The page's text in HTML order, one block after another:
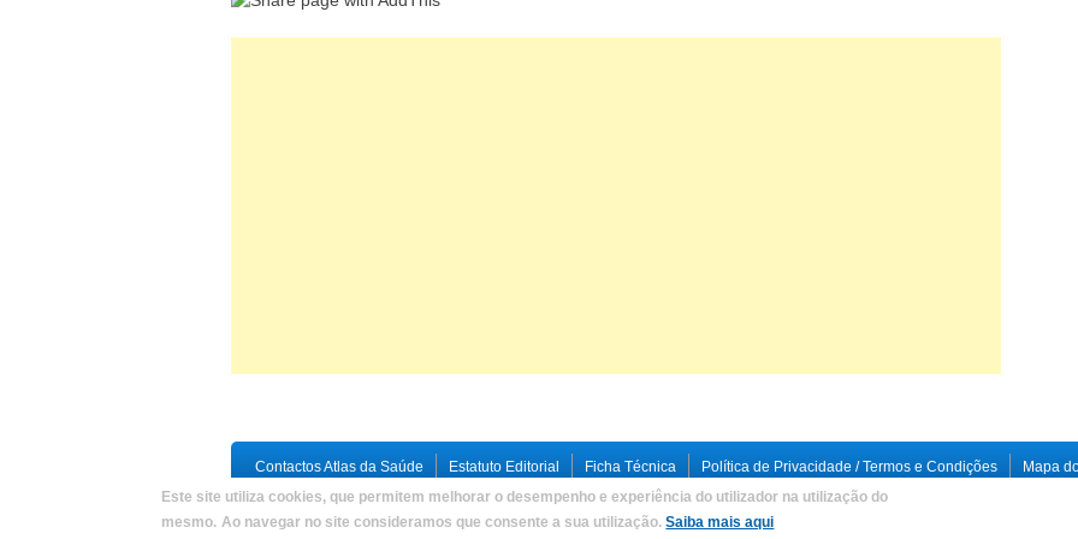
Contactos Atlas da Saúde Estatuto Editorial Ficha Técnica Política de Privacidade / Termos e Condições Mapa
Copyright © 2026, Atlas da Saúde | Developed by Criações Digitais, Lda
Este site utiliza cookies, que permitem melhorar o desempenho e experiência do utilizador na utilização do
mesmo. Ao navegar no site consideramos que consente a sua utilização.Saiba mais aqui